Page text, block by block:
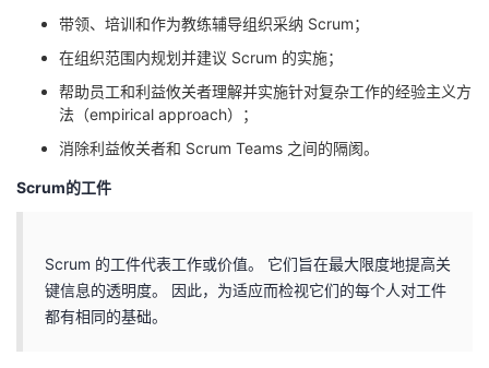
带领、培训和作为教练辅导组织采纳 Scrum；
在组织范围内规划并建议 Scrum 的实施；
帮助员工和利益攸关者理解并实施针对复杂工作的经验主义方
法（empirical approach）；
消除利益攸关者和 Scrum Teams 之间的隔阂。
Scrum的工件
Scrum 的工件代表工作或价值。 它们旨在最大限度地提高关
键信息的透明度。 因此，为适应而检视它们的每个人对工件
都有相同的基础。